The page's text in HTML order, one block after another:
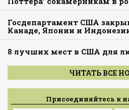
Госдепартамент США
Канаде, Японии и
8 лучших мест в США для
ЧИТАТЬ ВСЕ
Присоединяйтесь к